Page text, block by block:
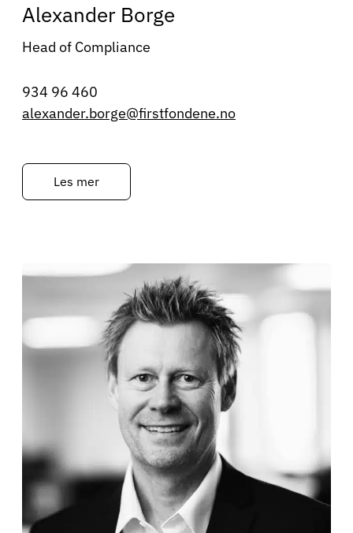
Alexander Borge
Head of Compliance
934 96 460
alexander.borge@firstfondene.no
Les mer